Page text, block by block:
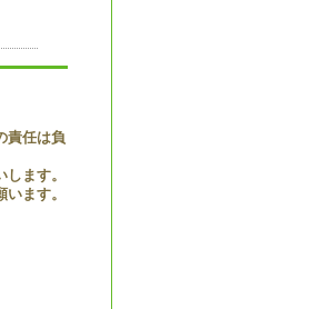
責任は負
ます。
ます。